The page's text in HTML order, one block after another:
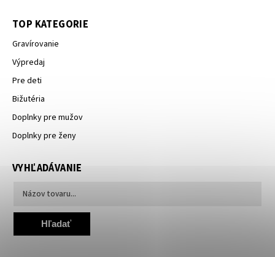
TOP KATEGORIE
Gravírovanie
Výpredaj
Pre deti
Bižutéria
Doplnky pre mužov
Doplnky pre ženy
VYHĽADÁVANIE
Hľadať